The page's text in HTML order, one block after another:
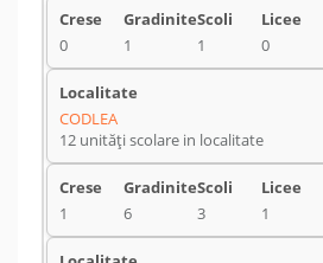
0 1 1 0
CODLEA
12 unități scolare in localitate
1 6 3 1